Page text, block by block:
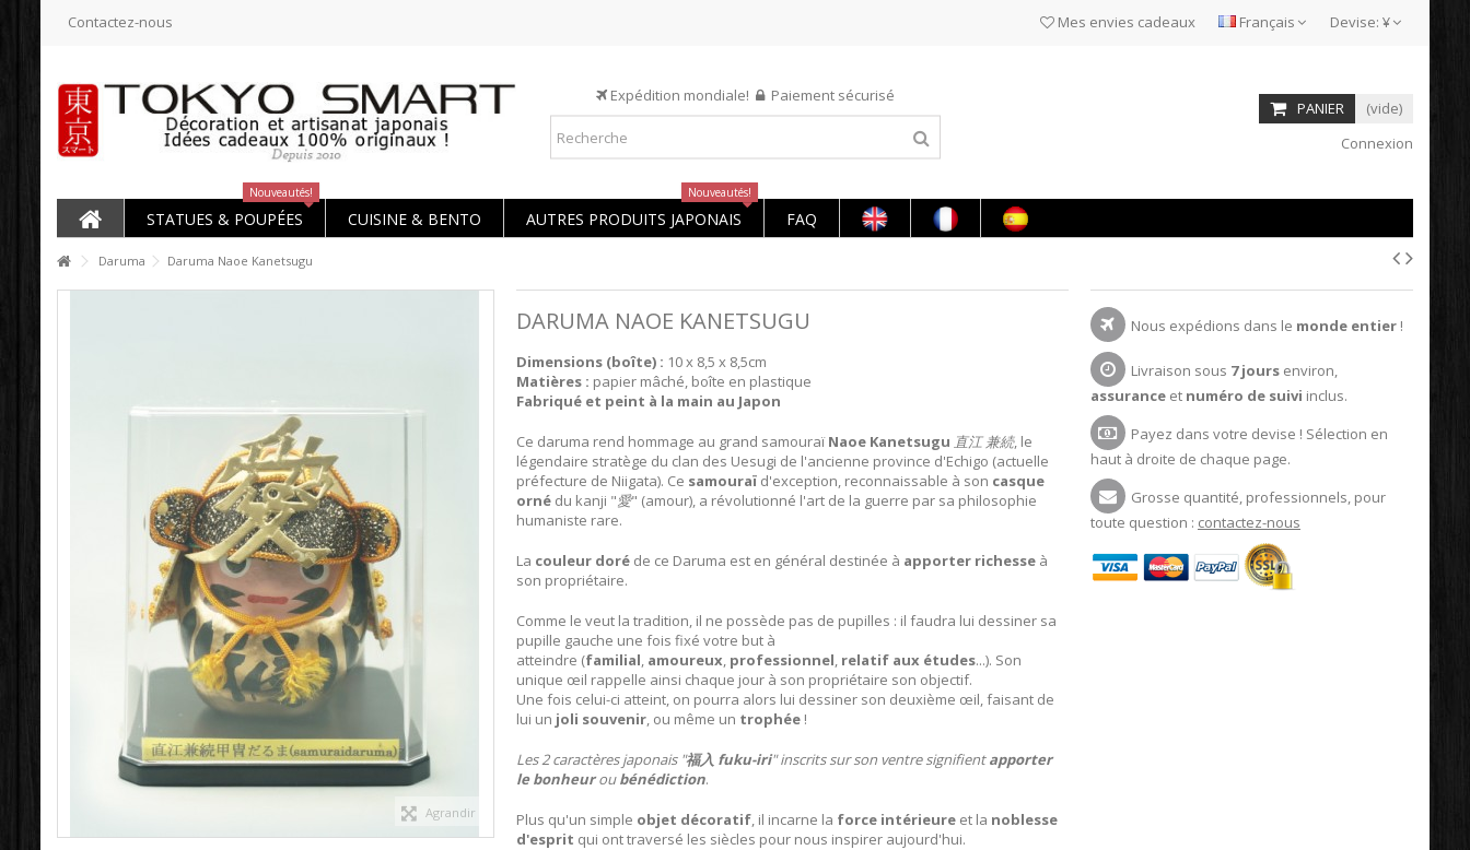
Devise: ¥
Français
Contactez-nous Mes envies cadeaux
Expédition mondiale! Paiement sécurisé
PANIER
(vide)
Connexion
STATUES & POUPÉES
Nouveautés!
CUISINE & BENTO AUTRES PRODUITS JAPONAIS
Nouveautés!
FAQ
Daruma Daruma Naoe Kanetsugu
Agrandir
DARUMA NAOE KANETSUGU
Dimensions (boîte) : 10 x 8,5 x 8,5cm
Matières : papier mâché, boîte en plastique
Fabriqué et peint à la main au Japon
Ce daruma rend hommage au grand samouraïNaoe Kanetsugu 直江 兼続, le
légendaire stratège du clan des Uesugi de l'ancienne province d'Echigo (actuelle
préfecture de Niigata). Ce samouraïd'exception, reconnaissable à son casque
ornédu kanji "愛" (amour), a révolutionné l'art de la guerre par sa philosophie
humaniste rare.
La couleur doré de ce Daruma est en général destinée à apporter richesseà
son propriétaire.
Comme le veut la tradition, il ne possède pas de pupilles : il faudra lui dessiner sa
pupille gauche une fois fixé votre but à
atteindre (familial, amoureux, professionnel, relatif aux études...). Son
unique œil rappelle ainsi chaque jour à son propriétaire son objectif.
Une fois celui-ci atteint, on pourra alors lui dessiner son deuxième œil, faisant de
lui un joli souvenir, ou même un trophée!
Les 2 caractères japonais "福入 fuku-iri" inscrits sur son ventre signifientapporter
lebonheuroubénédiction.
Plus qu'un simple objet décoratif, il incarne la force intérieureet la noblesse
d'esprit qui ont traversé les siècles pour nous inspirer aujourd'hui.
Nous expédions dans le monde entier!
Livraison sous 7 joursenviron,
assuranceet numéro de suivi inclus.
Payez dans votre devise ! Sélection en
haut à droite de chaque page.
Grosse quantité, professionnels, pour
toute question : contactez-nous